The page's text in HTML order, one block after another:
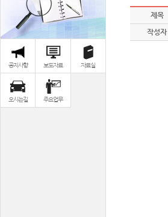
공지사항 보도자료 자료실
오시는길 주요업무
제목
작성자